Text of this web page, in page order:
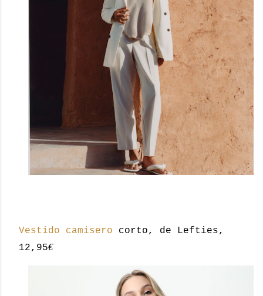
Vestido camisero corto, de Lefties,
12,95€